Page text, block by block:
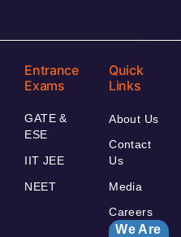
Entrance
Exams
GATE &
ESE
IIT JEE
NEET
Quick
Links
About Us
Contact
Us
Media
Careers
We Are